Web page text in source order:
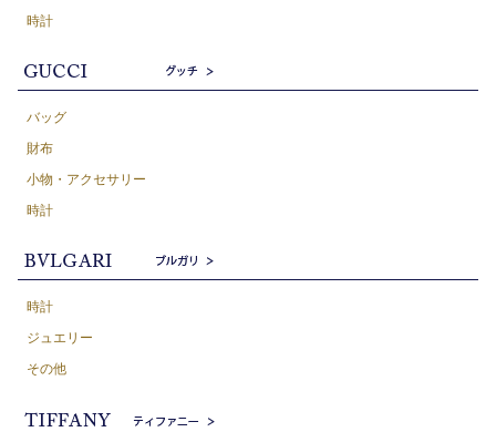
時計
バッグ
財布
小物・アクセサリー
時計
時計
ジュエリー
その他